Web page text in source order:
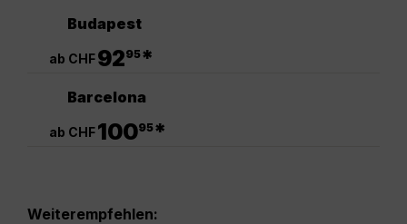
Budapest
ab CHF9295*
Barcelona
ab CHF10095*
Weiterempfehlen: